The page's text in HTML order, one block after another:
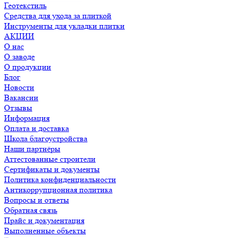
Геотекстиль
Средства для ухода за плиткой
Инструменты для укладки плитки
АКЦИИ
О нас
О заводе
О продукции
Блог
Новости
Вакансии
Отзывы
Информация
Оплата и доставка
Школа благоустройства
Наши партнёры
Аттестованные строители
Сертификаты и документы
Политика конфиденциальности
Антикоррупционная политика
Вопросы и ответы
Обратная связь
Прайс и документация
Выполненные объекты